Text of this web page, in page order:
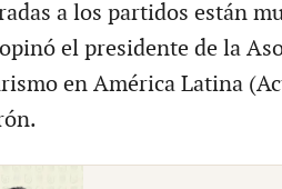
a los partidos están
el presidente de la
en América Latina